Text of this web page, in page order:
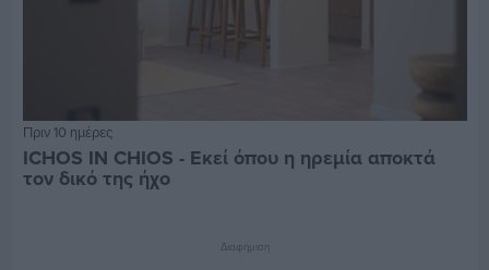
Πριν 10 ημέρες
ICHOS IN CHIOS - Εκεί όπου η ηρεμία αποκτά
τον δικό της ήχο
Διαφήμιση